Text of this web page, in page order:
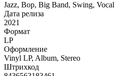
Jazz, Bop, Big Band, Swing, Vocal
Дата релиза
2021
Формат
LP
Оформление
Vinyl LP, Album, Stereo
Штрихкод